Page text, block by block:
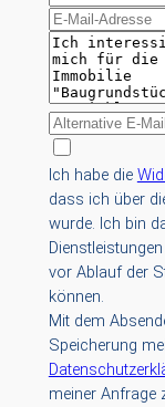
Ich habe die
dass ich über
wurde. Ich bin
vor Ablauf der
können.
Mit dem
Speicherung
meiner Anfrage